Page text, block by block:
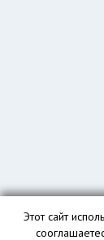
Этот сайт